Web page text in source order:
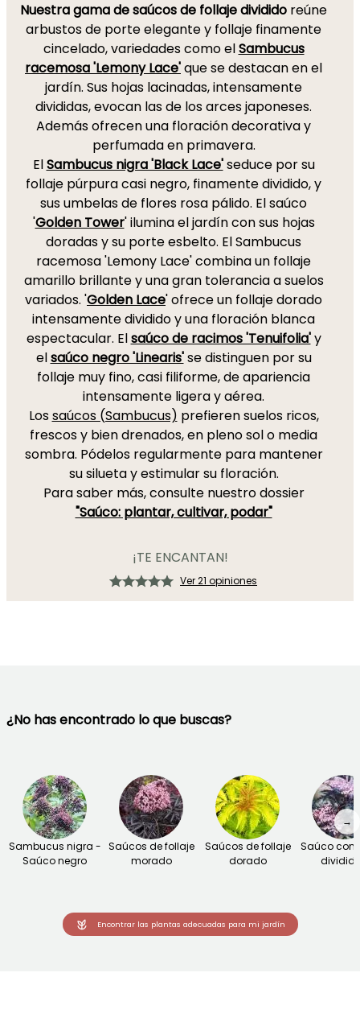
Nuestra gama de saúcos de follaje dividido reúne
arbustos de porte elegante y follaje finamente
cincelado, variedades como elSambucus
racemosa 'Lemony Lace'que se destacan en el
jardín. Sus hojas lacinadas, intensamente
divididas, evocan las de los arces japoneses.
Además ofrecen una floración decorativa y
perfumada en primavera.
ElSambucus nigra 'Black Lace'seduce por su
follaje púrpura casi negro, finamente dividido, y
sus umbelas de flores rosa pálido. El saúco
'Golden Tower' ilumina el jardín con sus hojas
doradas y su porte esbelto. El Sambucus
racemosa 'Lemony Lace' combina un follaje
amarillo brillante y una gran tolerancia a suelos
variados. 'Golden Lace' ofrece un follaje dorado
intensamente dividido y una floración blanca
espectacular. Elsaúco de racimos 'Tenuifolia'y
elsaúco negro 'Linearis'se distinguen por su
follaje muy fino, casi filiforme, de apariencia
intensamente ligera y aérea.
Lossaúcos (Sambucus) prefieren suelos ricos,
frescos y bien drenados, en pleno sol o media
sombra. Pódelos regularmente para mantener
su silueta y estimular su floración.
Para saber más, consulte nuestro dossier
"Saúco: plantar, cultivar, podar"
¡TE ENCANTAN!
Ver 21 opiniones
¿No has encontrado lo que buscas?
Sambucus nigra -
Saúco negro
Saúcos de follaje
morado
Saúcos de follaje
dorado
Saúco con
→
Encontrar las plantas adecuadas para mi jardín